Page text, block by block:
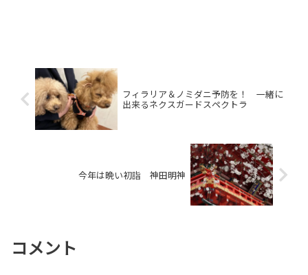
フィラリア＆ノミダニ予防を！ 一緒に
出来るネクスガードスペクトラ
今年は晩い初詣 神田明神
コメント